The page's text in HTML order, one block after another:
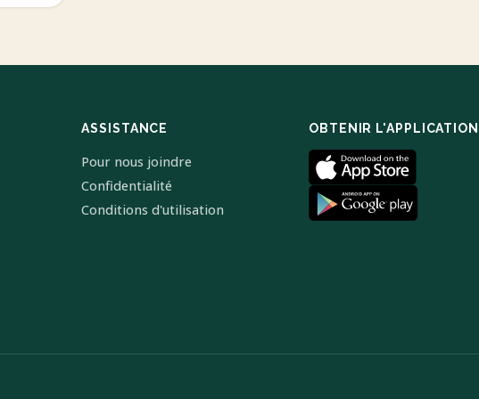
ASSISTANCE
Pour nous joindre
Confidentialité
Conditions d'utilisation
OBTENIR L'APPLICATION